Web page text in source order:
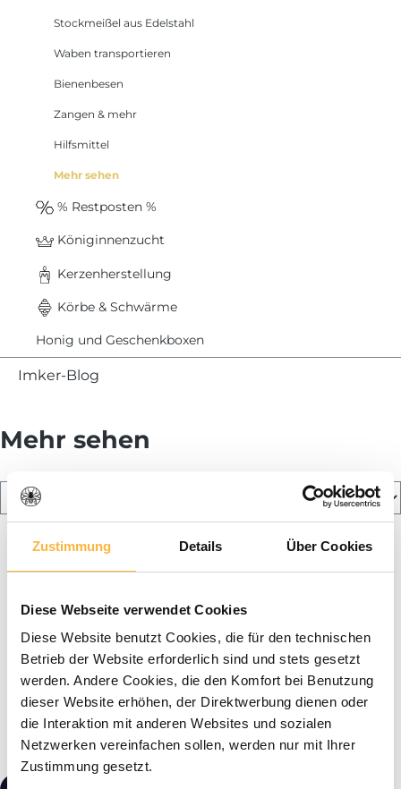
Zustimmung Details Über Cookies
Diese Webseite verwendet Cookies
Diese Website benutzt Cookies, die für den technischen
Betrieb der Website erforderlich sind und stets gesetzt
werden. Andere Cookies, die den Komfort bei Benutzung
dieser Website erhöhen, der Direktwerbung dienen oder
die Interaktion mit anderen Websites und sozialen
Netzwerken vereinfachen sollen, werden nur mit Ihrer
Zustimmung gesetzt.
Stockmeißel aus Edelstahl
Waben transportieren
Bienenbesen
Zangen & mehr
Hilfsmittel
Mehr sehen
% Restposten %
Königinnenzucht
Kerzenherstellung
Körbe & Schwärme
Honig und Geschenkboxen
Imker-Blog
Mehr sehen